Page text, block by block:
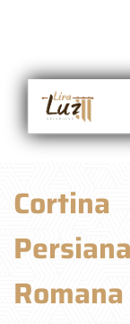
Cortina
Persiana